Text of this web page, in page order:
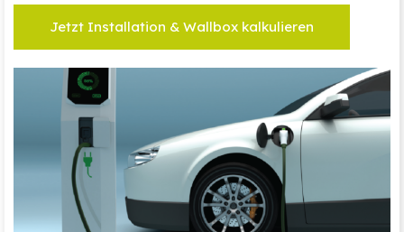
Jetzt Installation & Wallbox kalkulieren